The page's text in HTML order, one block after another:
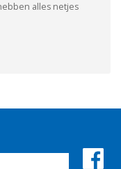
alles netjes